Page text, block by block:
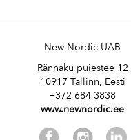
New Nordic UAB
Rännaku puiestee 12
10917 Tallinn, Eesti
+372 684 3838
www.newnordic.ee